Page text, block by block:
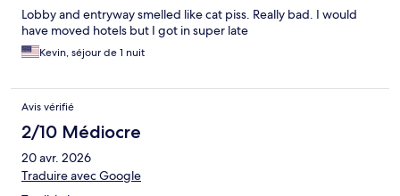
Lobby and entryway smelled like cat piss. Really bad. I would
have moved hotels but I got in super late
Kevin, séjour de 1 nuit
Avis vérifié
2/10 Médiocre
20 avr. 2026
Traduire avec Google